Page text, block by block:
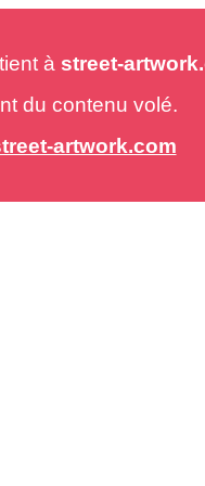
à street-
du contenu volé.
artwork.com